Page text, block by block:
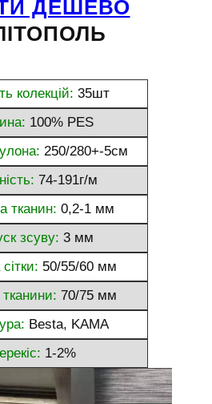
ДЕШЕВО
колекцій: 35шт
100% PES
250/280+-5см
74-191г/м
тканин: 0,2-1 мм
зсуву: 3 мм
50/55/60 мм
70/75 мм
Besta, KAMA
1-2%